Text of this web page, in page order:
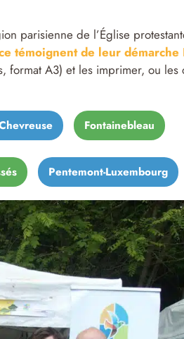
parisienne de l’Église
témoignent de leur démarche
format A3) et les imprimer, ou les
Fontainebleau
Pentemont-Luxembourg